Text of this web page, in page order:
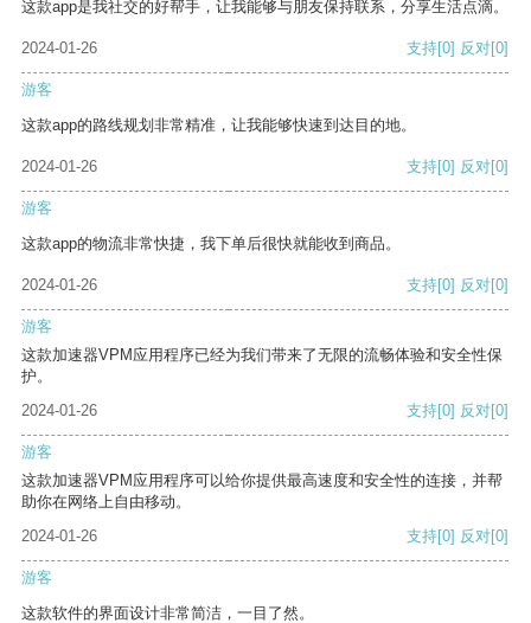
这款app是我社交的好帮手，让我能够与朋友保持联系，分享生活点滴。
2024-01-26 支持[0] 反对[0]
游客
这款app的路线规划非常精准，让我能够快速到达目的地。
2024-01-26 支持[0] 反对[0]
游客
这款app的物流非常快捷，我下单后很快就能收到商品。
2024-01-26 支持[0] 反对[0]
游客
这款加速器VPM应用程序已经为我们带来了无限的流畅体验和安全性保
护。
2024-01-26
支持[0] 反对[0]
游客
这款加速器VPM应用程序可以给你提供最高速度和安全性的连接，并帮
助你在网络上自由移动。
2024-01-26
支持[0] 反对[0]
游客
这款软件的界面设计非常简洁，一目了然。